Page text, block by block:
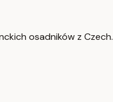
osadników z Czech.